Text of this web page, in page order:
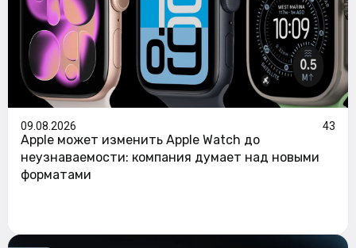
09.08.2026 43
Apple может изменить Apple Watch до
неузнаваемости: компания думает над новыми
форматами